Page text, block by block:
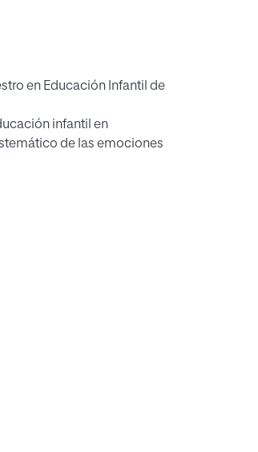
en Educación Infantil de
infantil en
de las emociones
alumnos del segundo
en el aula mediante el
la educación
de comportamientos